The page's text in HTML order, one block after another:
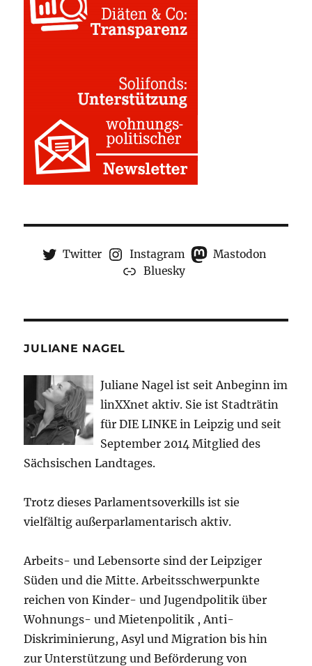
Twitter Instagram
Mastodon
Bluesky
JULIANE NAGEL
Juliane Nagel ist seit Anbeginn im
linXXnet aktiv. Sie ist Stadträtin
für DIE LINKE in Leipzig und seit
September 2014 Mitglied des
Sächsischen Landtages.
Trotz dieses Parlamentsoverkills ist sie
vielfältig außerparlamentarisch aktiv.
Arbeits- und Lebensorte sind der Leipziger
Süden und die Mitte. Arbeitsschwerpunkte
reichen von Kinder- und Jugendpolitik über
Wohnungs- und Mietenpolitik , Anti-
Diskriminierung, Asyl und Migration bis hin
zur Unterstützung und Beförderung von